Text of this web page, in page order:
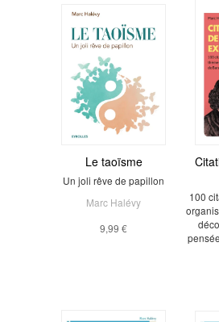
Le taoïsme
Un joli rêve de papillon
Marc Halévy
9,99 €
100